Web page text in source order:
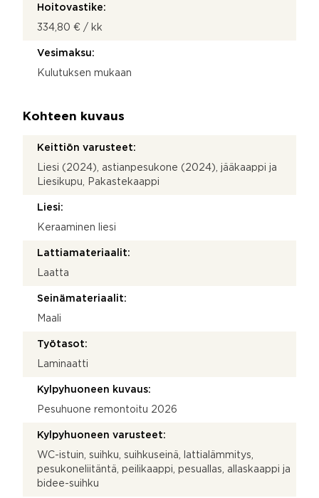
Hoitovastike:
334,80 € / kk
Vesimaksu:
Kulutuksen mukaan
Kohteen kuvaus
Keittiön varusteet:
Liesi (2024), astianpesukone (2024), jääkaappi ja
Liesikupu, Pakastekaappi
Liesi:
Keraaminen liesi
Lattiamateriaalit:
Laatta
Seinämateriaalit:
Maali
Työtasot:
Laminaatti
Kylpyhuoneen kuvaus:
Pesuhuone remontoitu 2026
Kylpyhuoneen varusteet:
WC-istuin, suihku, suihkuseinä, lattialämmitys,
pesukoneliitäntä, peilikaappi, pesuallas, allaskaappi ja
bidee-suihku